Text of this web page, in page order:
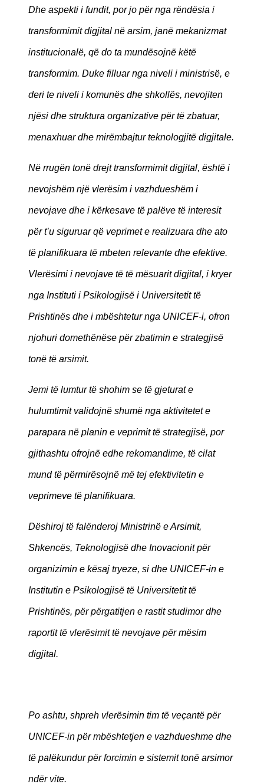
Dhe aspekti i fundit, por jo për nga rëndësia i
transformimit digjital në arsim, janë mekanizmat
institucionalë, që do ta mundësojnë këtë
transformim. Duke filluar nga niveli i ministrisë, e
deri te niveli i komunës dhe shkollës, nevojiten
njësi dhe struktura organizative për të zbatuar,
menaxhuar dhe mirëmbajtur teknologjitë digjitale.
Në rrugën tonë drejt transformimit digjital, është i
nevojshëm një vlerësim i vazhdueshëm i
nevojave dhe i kërkesave të palëve të interesit
për t’u siguruar që veprimet e realizuara dhe ato
të planifikuara të mbeten relevante dhe efektive.
Vlerësimi i nevojave të të mësuarit digjital, i kryer
nga Instituti i Psikologjisë i Universitetit të
Prishtinës dhe i mbështetur nga UNICEF-i, ofron
njohuri domethënëse për zbatimin e strategjisë
tonë të arsimit.
Jemi të lumtur të shohim se të gjeturat e
hulumtimit validojnë shumë nga aktivitetet e
parapara në planin e veprimit të strategjisë, por
gjithashtu ofrojnë edhe rekomandime, të cilat
mund të përmirësojnë më tej efektivitetin e
veprimeve të planifikuara.
Dëshiroj të falënderoj Ministrinë e Arsimit,
Shkencës, Teknologjisë dhe Inovacionit për
organizimin e kësaj tryeze, si dhe UNICEF-in e
Institutin e Psikologjisë të Universitetit të
Prishtinës, për përgatitjen e rastit studimor dhe
raportit të vlerësimit të nevojave për mësim
digjital.
Po ashtu, shpreh vlerësimin tim të veçantë për
UNICEF-in për mbështetjen e vazhdueshme dhe
të palëkundur për forcimin e sistemit tonë arsimor
ndër vite.